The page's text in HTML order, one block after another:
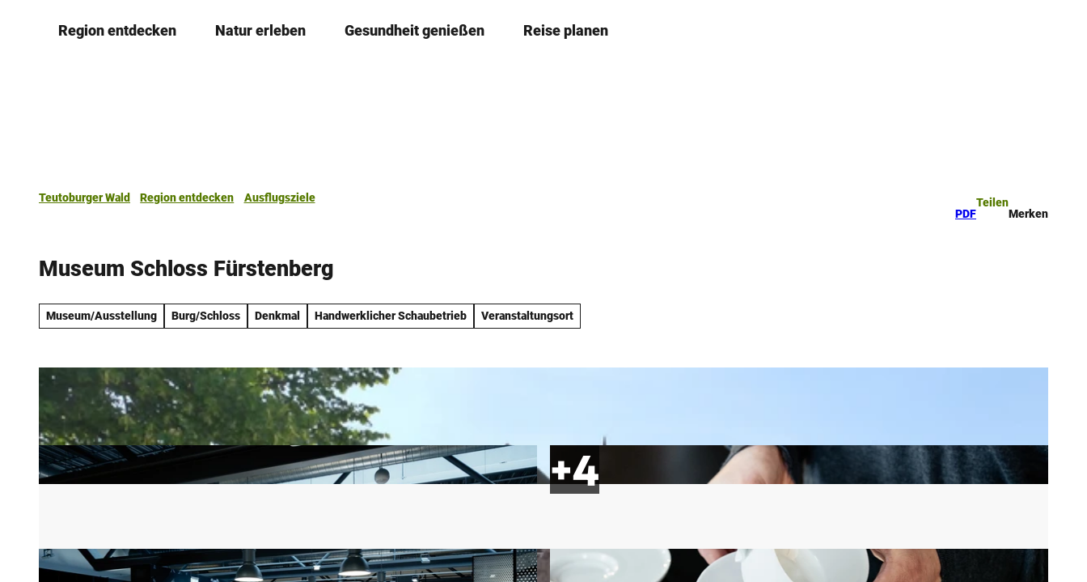
Region entdecken Natur erleben Gesundheit genießen Reise planen
Teutoburger Wald Region entdecken
Ausflugsziele
PDF
Teilen
Merken
Museum Schloss Fürstenberg
Museum/Ausstellung Burg/Schloss Denkmal Handwerklicher Schaubetrieb Veranstaltungsort